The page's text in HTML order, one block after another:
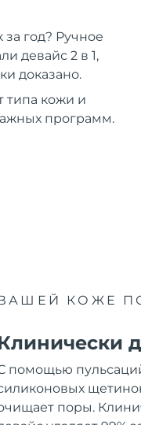
год? Ручное
девайс 2 в 1,
доказано.
типа кожи и
программ.
КОЖЕ
помощью
поры.